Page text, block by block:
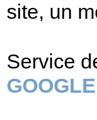
site, un
Service